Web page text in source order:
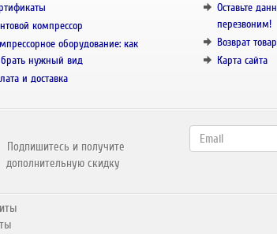
компрессор
оборудование: как
нужный вид
и доставка
Оставьте
перезвоним!
Возврат
Карта сайта
Подпишитесь и получите
дополнительную скидку